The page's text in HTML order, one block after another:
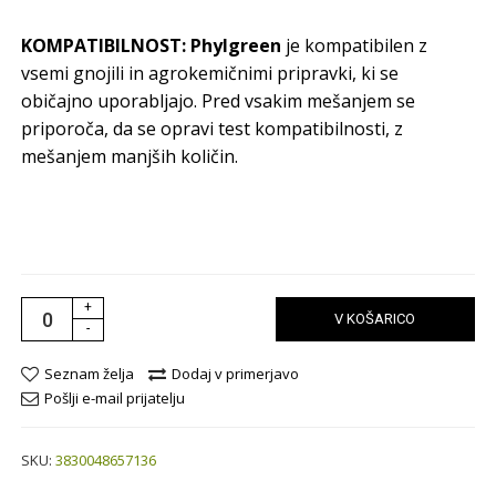
KOMPATIBILNOST: Phylgreen je kompatibilen z
vsemi gnojili in agrokemičnimi pripravki, ki se
običajno uporabljajo. Pred vsakim mešanjem se
priporoča, da se opravi test kompatibilnosti, z
mešanjem manjših količin.
+
-
V KOŠARICO
Seznam želja
Dodaj v primerjavo
Pošlji e-mail prijatelju
SKU:3830048657136